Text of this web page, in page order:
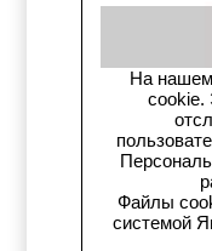
На
cookie.
Файлы
системой